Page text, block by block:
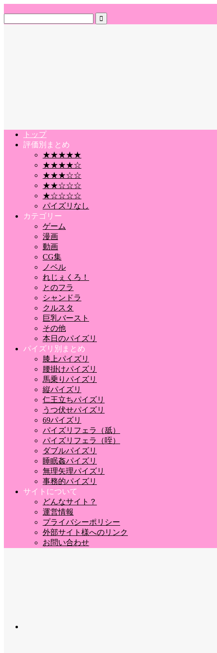
トップ
評価別まとめ
★★★★★
★★★★☆
★★★☆☆
★★☆☆☆
★☆☆☆☆
パイズリなし
カテゴリー
ゲーム
漫画
動画
CG集
ノベル
れじぇくろ！
とのフラ
シャンドラ
クルスタ
巨乳バースト
その他
本日のパイズリ
パイズリ別まとめ
膝上パイズリ
腰掛けパイズリ
馬乗りパイズリ
縦パイズリ
仁王立ちパイズリ
うつ伏せパイズリ
69パイズリ
パイズリフェラ（舐）
パイズリフェラ（咥）
ダブルパイズリ
睡眠姦パイズリ
無理矢理パイズリ
事務的パイズリ
サイトについて
どんなサイト？
運営情報
プライバシーポリシー
外部サイト様へのリンク
お問い合わせ